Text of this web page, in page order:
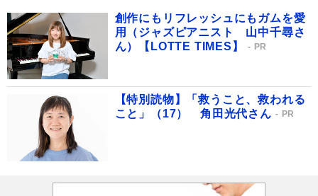
創作にもリフレッシュにもガムを愛
用（ジャズピアニスト 山中千尋さ
ん）【LOTTE TIMES】
PR
【特別読物】「救うこと、救われる
こと」（17） 角田光代さん
PR